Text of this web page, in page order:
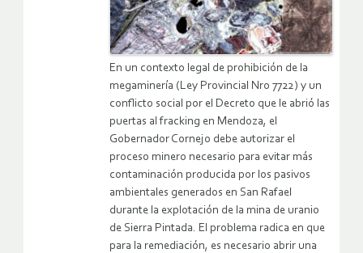
En un contexto legal de prohibición de la
megaminería (Ley Provincial Nro 7722) y un
conflicto social por el Decreto que le abrió las
puertas al fracking en Mendoza, el
Gobernador Cornejo debe autorizar el
proceso minero necesario para evitar más
contaminación producida por los pasivos
ambientales generados en San Rafael
durante la explotación de la mina de uranio
de Sierra Pintada. El problema radica en que
para la remediación, es necesario abrir una